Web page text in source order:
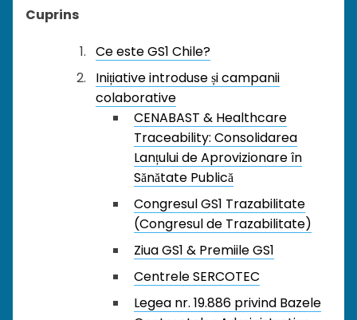
Cuprins
Ce este GS1 Chile?
Inițiative introduse și campanii
colaborative
CENABAST & Healthcare
Traceability: Consolidarea
Lanțului de Aprovizionare în
Sănătate Publică
Congresul GS1 Trazabilitate
(Congresul de Trazabilitate)
Ziua GS1 & Premiile GS1
Centrele SERCOTEC
Legea nr. 19.886 privind Bazele